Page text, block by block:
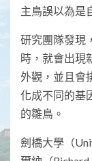
主鳥誤以為是
研究團隊發現
時，就會出現
外觀，並且會
化成不同的基
的雛鳥。
劍橋大學（